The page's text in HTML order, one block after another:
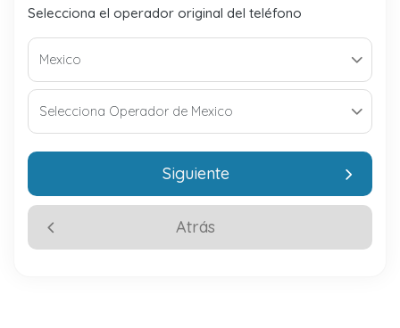
Selecciona el operador original del teléfono
Atrás
Siguiente